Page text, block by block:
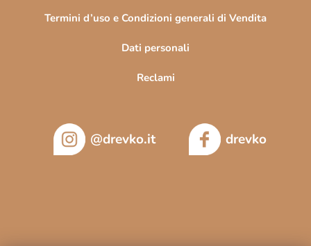
Termini d’uso e Condizioni generali di Vendita
Dati personali
Reclami
@drevko.it drevko